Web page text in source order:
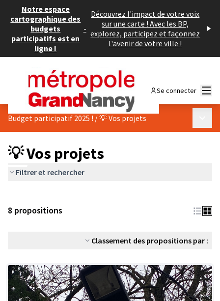
Notre espace
cartographique des
budgets
participatifs est en
ligne !
-
Découvrez l'impact de votre voix
sur une carte ! Avec les BP,
explorez, participez et façonnez
l'avenir de votre ville !
Se connecter
Budget participatif 2025 ! /💡 Vos projets
💡 Vos projets
Filtrer et rechercher
8 propositions
Classement des propositions par :